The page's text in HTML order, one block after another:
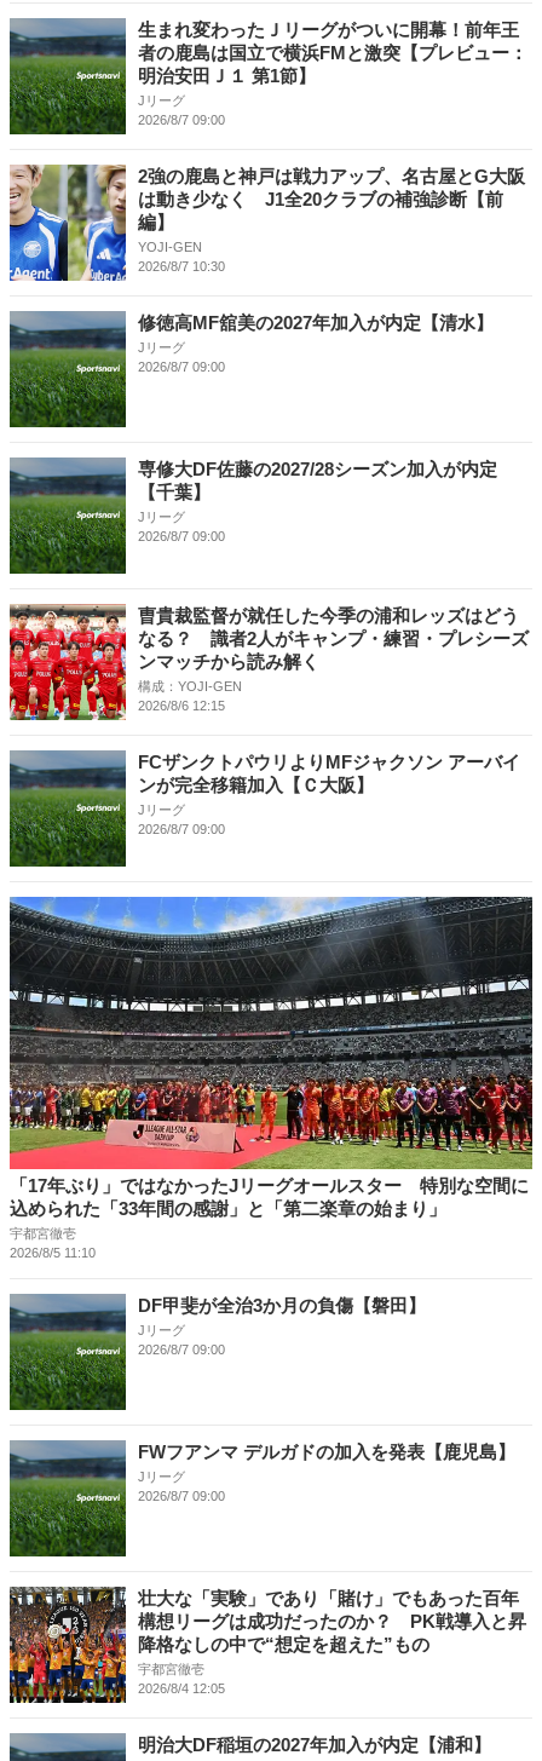
生まれ変わったＪリーグがついに開幕！前年王
者の鹿島は国立で横浜FMと激突【プレビュー：
明治安田Ｊ１ 第1節】
Jリーグ
2026/8/7 09:00
2強の鹿島と神戸は戦力アップ、名古屋とG大阪
は動き少なく J1全20クラブの補強診断【前
編】
YOJI-GEN
2026/8/7 10:30
修徳高MF舘美の2027年加入が内定【清水】
Jリーグ
2026/8/7 09:00
専修大DF佐藤の2027/28シーズン加入が内定
【千葉】
Jリーグ
2026/8/7 09:00
曺貴裁監督が就任した今季の浦和レッズはどう
なる？ 識者2人がキャンプ・練習・プレシーズ
ンマッチから読み解く
構成：YOJI-GEN
2026/8/6 12:15
FCザンクトパウリよりMFジャクソン アーバイ
ンが完全移籍加入【Ｃ大阪】
Jリーグ
2026/8/7 09:00
「17年ぶり」ではなかったJリーグオールスター 特別な空間に
込められた「33年間の感謝」と「第二楽章の始まり」
宇都宮徹壱
2026/8/5 11:10
DF甲斐が全治3か月の負傷【磐田】
Jリーグ
2026/8/7 09:00
FWフアンマ デルガドの加入を発表【鹿児島】
Jリーグ
2026/8/7 09:00
壮大な「実験」であり「賭け」でもあった百年
構想リーグは成功だったのか？ PK戦導入と昇
降格なしの中で“想定を超えた”もの
宇都宮徹壱
2026/8/4 12:05
明治大DF稲垣の2027年加入が内定【浦和】